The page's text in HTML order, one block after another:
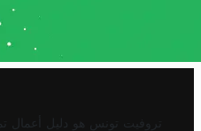
تروفيت تونس هو دليل أعمال